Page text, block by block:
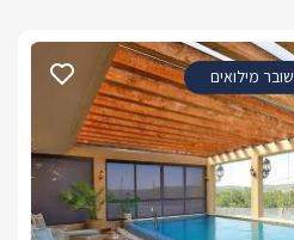
שובר מילואים